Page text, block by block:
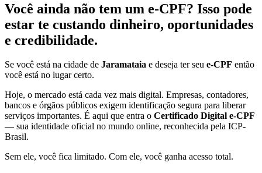
Você ainda não tem um e-CPF? Isso pode
estar te custando dinheiro, oportunidades
e credibilidade.
Se você está na cidade de Jaramataia e deseja ter seu e-CPF então
você está no lugar certo.
Hoje, o mercado está cada vez mais digital. Empresas, contadores,
bancos e órgãos públicos exigem identificação segura para liberar
serviços importantes. É aqui que entra o Certificado Digital e-CPF
— sua identidade oficial no mundo online, reconhecida pela ICP-
Brasil.
Sem ele, você fica limitado. Com ele, você ganha acesso total.